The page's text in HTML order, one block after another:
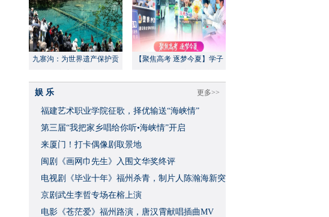
九寨沟：为世界遗产保护贡
【聚焦高考 逐梦今夏】学子
更多>>
娱 乐
福建艺术职业学院征歌，择优输送“海峡情”
​第三届“我把家乡唱给你听•海峡情”开启
来厦门！打卡偶像剧取景地
闽剧《画网巾先生》入围文华奖终评
​电视剧《毕业十年》福州杀青，制片人陈瀚海新突
破
京剧武生李哲专场在榕上演
​电影《苍茫爱》福州路演，唐汉霄献唱插曲MV